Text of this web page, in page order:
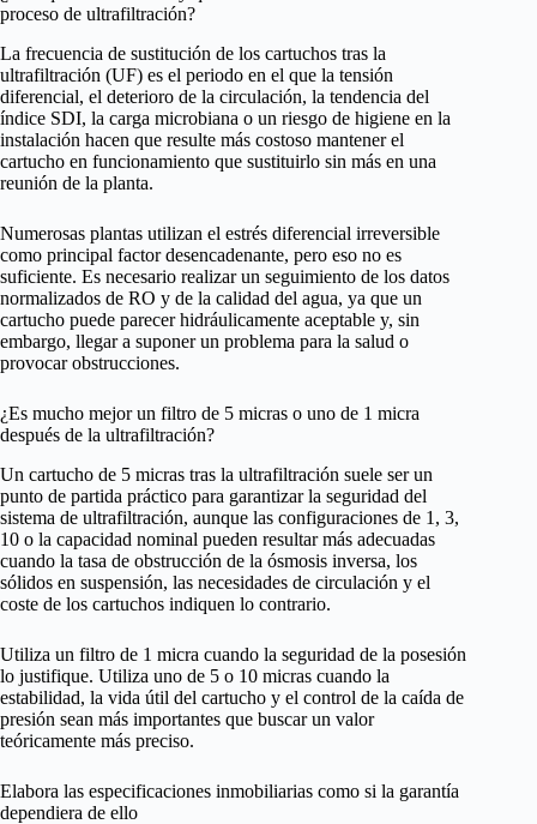
proceso de ultrafiltración?
La frecuencia de sustitución de los cartuchos tras la
ultrafiltración (UF) es el periodo en el que la tensión
diferencial, el deterioro de la circulación, la tendencia del
índice SDI, la carga microbiana o un riesgo de higiene en la
instalación hacen que resulte más costoso mantener el
cartucho en funcionamiento que sustituirlo sin más en una
reunión de la planta.
Numerosas plantas utilizan el estrés diferencial irreversible
como principal factor desencadenante, pero eso no es
suficiente. Es necesario realizar un seguimiento de los datos
normalizados de RO y de la calidad del agua, ya que un
cartucho puede parecer hidráulicamente aceptable y, sin
embargo, llegar a suponer un problema para la salud o
provocar obstrucciones.
¿Es mucho mejor un filtro de 5 micras o uno de 1 micra
después de la ultrafiltración?
Un cartucho de 5 micras tras la ultrafiltración suele ser un
punto de partida práctico para garantizar la seguridad del
sistema de ultrafiltración, aunque las configuraciones de 1, 3,
10 o la capacidad nominal pueden resultar más adecuadas
cuando la tasa de obstrucción de la ósmosis inversa, los
sólidos en suspensión, las necesidades de circulación y el
coste de los cartuchos indiquen lo contrario.
Utiliza un filtro de 1 micra cuando la seguridad de la posesión
lo justifique. Utiliza uno de 5 o 10 micras cuando la
estabilidad, la vida útil del cartucho y el control de la caída de
presión sean más importantes que buscar un valor
teóricamente más preciso.
Elabora las especificaciones inmobiliarias como si la garantía
dependiera de ello